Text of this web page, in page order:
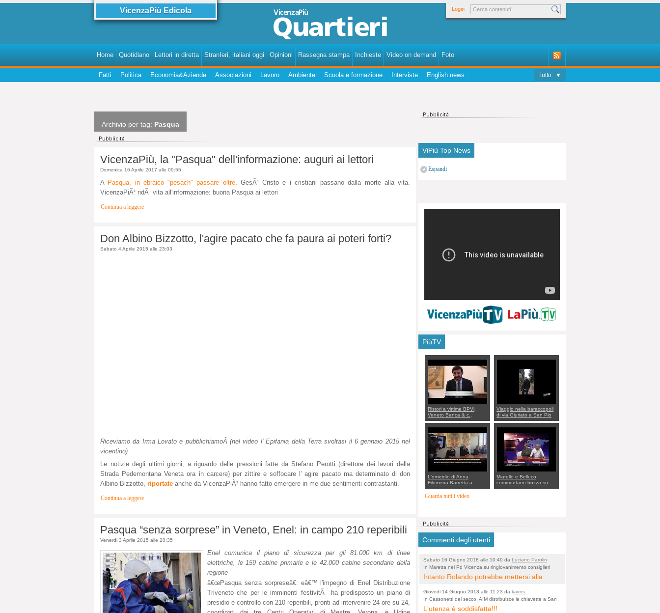
VicenzaPiù Edicola Login
Home Quotidiano Lettori in diretta StranIeri, italiani oggi Opinioni Rassegna stampa Inchieste Video on demand Foto
Fatti Politica Economia&Aziende Associazioni Lavoro Ambiente Scuola e formazione Interviste English news Tutto ▼
Archivio per tag: Pasqua
VicenzaPiù, la "Pasqua" dell'informazione: auguri ai lettori
Domenica 16 Aprile 2017 alle 09:55
A Pasqua, in ebraico "pesach" passare oltre, GesÃ¹ Cristo e i cristiani passano dalla morte alla vita.
VicenzaPiÃ¹ ridÃ vita all'informazione: buona Pasqua ai lettori
Continua a leggere
Don Albino Bizzotto, l'agire pacato che fa paura ai poteri forti?
Sabato 4 Aprile 2015 alle 23:03
Riceviamo da Irma Lovato e pubblichiamoÂ (nel video l' Epifania della Terra svoltasi il 6 gennaio 2015 nel
vicentino)
Le notizie degli ultimi giorni, a riguardo delle pressioni fatte da Stefano Perotti (direttore dei lavori della
Strada Pedemontana Veneta ora in carcere) per zittire e soffocare l' agire pacato ma determinato di don
Albino Bizzotto, riportate anche da VicenzaPiÃ¹ hanno fatto emergere in me due sentimenti contrastanti.
Continua a leggere
Pasqua “senza sorprese” in Veneto, Enel: in campo 210 reperibili
Venerdi 3 Aprile 2015 alle 20:35
Enel comunica il piano di sicurezza per gli 81.000 km di linee
elettriche, le 159 cabine primarie e le 42.000 cabine secondarie della
regione
â€œPasqua senza sorpreseâ€: eâ€™ l'impegno di Enel Distribuzione
Triveneto che per le imminenti festivitÃ ha predisposto un piano di
presidio e controllo con 210 reperibili, pronti ad intervenire 24 ore su 24,
ViPiù Top News
Espandi
PiùTV
Ristori a vittime BPVi,
Veneto Banca & c.,
appello al sottosegretario
Alessio Villarosa: per
mettere ordine convochi
con Di Maio CNCU a
supporto della cabina di
regia al Mef
Viaggio nella baraccopoli
di via Giuriato a San Pio
X. Vicenza ai Vicentini:
“faremo un regalo di
Natale ai residenti”
L'omicidio di Anna
Filomena Barretta a
Marano, le indagini dei
carabinieri di Vicenza sul
Miatello e Belluco
commentano bozza su
ristori BPVi e Veneto
Guarda tutti i video
Commenti degli utenti
Sabato 16 Giugno 2018 alle 10:49 da Luciano Parolin
(Luciano)
In Maretta nel Pd Vicenza su ringiovanimento consiglieri
comunali? Gianni Rolando: "non mi dimetto". Angelo
Intanto Rolando potrebbe mettersi alla
l'acqua alle Maddalene, con tanti Auguri di
Acque Vicentine, magari deviando il
Giovedi 14 Giugno 2018 alle 11:23 da kairos
In Cassonetti del secco, AIM distribuisce le chiavette a San
Pio X
L'utenza è soddisfatta!!!